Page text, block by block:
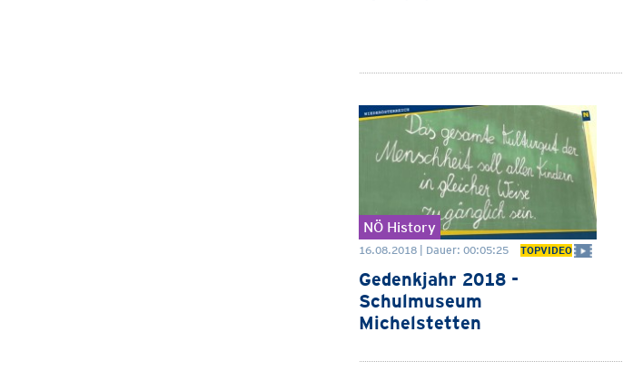
NÖ History
16.08.2018 | Dauer: 00:05:25 TOPVIDEO
Gedenkjahr 2018 -
Schulmuseum
Michelstetten